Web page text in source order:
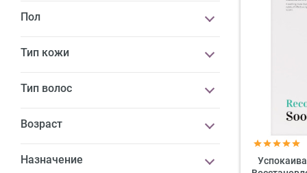
Пол
Тип кожи
Тип волос
Возраст
Назначение